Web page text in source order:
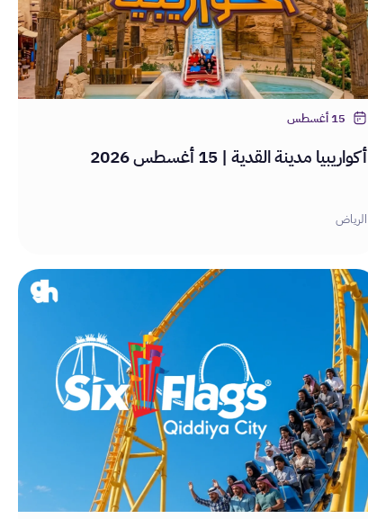
15 أغسطس
أكواريبيا مدينة القدية | 15 أغسطس 2026
الرياض